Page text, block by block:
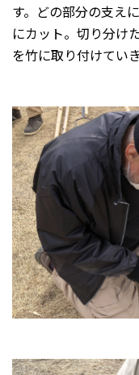
す。どの部分の支え
にカット。切り分け
を竹に取り付けていき